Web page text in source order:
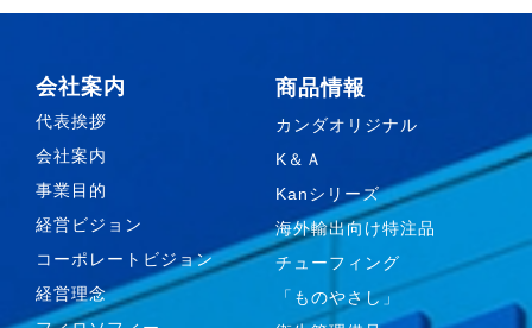
会社案内
代表挨拶
会社案内
事業目的
経営ビジョン
コーポレートビジョン
経営理念
商品情報
カンダオリジナル
K＆Ａ
Kanシリーズ
海外輸出向け特注品
チューフィング
「ものやさし」